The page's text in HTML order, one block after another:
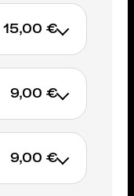
15,00 €
9,00 €
9,00 €